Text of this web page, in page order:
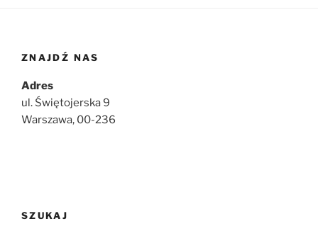
ZNAJDŹ NAS
Adres
ul. Świętojerska 9
Warszawa, 00-236
SZUKAJ